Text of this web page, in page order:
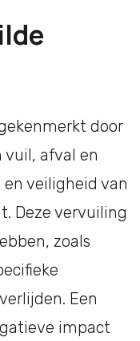
door
vuil, afval en
veiligheid van
Deze vervuiling
zoals
Een
impact